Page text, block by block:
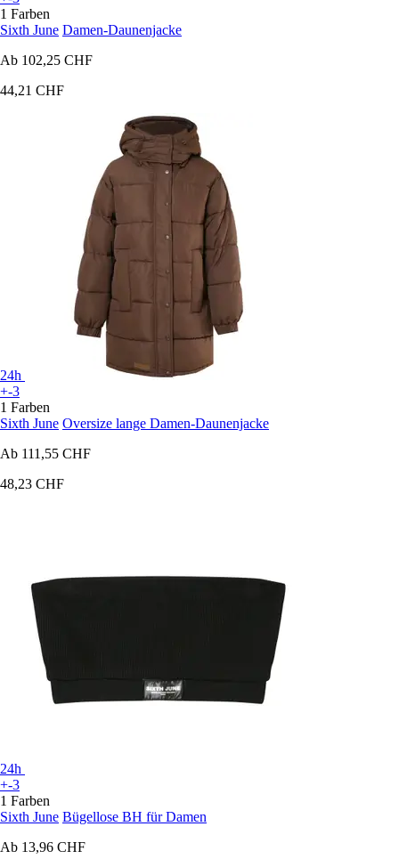
1 Farben
Sixth June Damen-Daunenjacke
Ab 102,25 CHF
44,21 CHF
24h
+-3
1 Farben
Sixth June Oversize lange Damen-Daunenjacke
Ab 111,55 CHF
48,23 CHF
24h
+-3
1 Farben
Sixth June Bügellose BH für Damen
Ab 13,96 CHF